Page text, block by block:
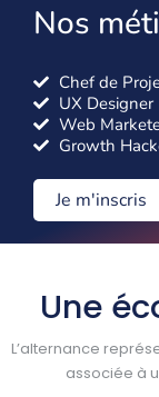
Nos
Chef de
UX Designer
Web
Growth
Je m'inscris
Une
L’alternance
associée à